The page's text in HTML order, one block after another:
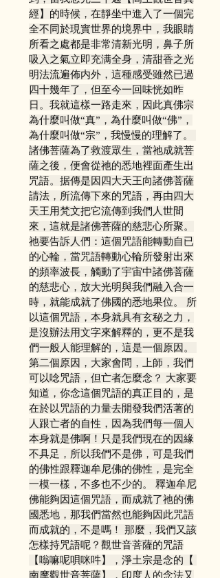
經】的時候，在靜坐中進入了一個完
全不同於現實世界的境界中，我眼睛
所看之處都是非常清新光明，鼻子所
吸入之氣立即充满全身，清甜香之光
明法流遍佈内外，這種感受雖然已過
四十幾年了，但至今一回味恍如昨
日。我就這樣一路走來，因此真佛宗
為什麼叫做“真”，為什麼叫做“佛”，
為什麼叫做“宗”，我慢慢的理解了。
諸佛菩薩為了救渡眾生，當祂成就菩
薩之後，便會從祂的悉地裡面產生出
咒語。据傳是因四大天王向諸佛菩薩
請法，所流傳下來的咒語，再由四大
天王用梵文把它流傳到我們人世間
來，這就是諸佛菩薩的慈悲心所聚。
祂要告訴人們：這個咒語能轉動自已
的心輪，當咒語轉動心輪所發射出來
的頻率波長，觸動了宇宙中諸佛菩薩
的慈悲心，放大光明與我們融入合一
時，就能成就了佛國的悉地果位。 所
以這個咒語，本身就具有玄秘之力，
是沒辦法用文字來解釋的，更不是我
們一般人能理解的，這是一個原因。
第二個原因，大家會問，上師，我們
可以唸咒語，但亡者怎麼念？ 大家要
知道，你念這個咒語的真正目的，是
在於以咒語的力量去開發我們活著的
人跟亡者的自性，因為我們每一個人
本身就是佛啊！只是我們現在的因緣
不具足，所以我們不是佛，可是我們
的佛性跟釋迦牟尼佛的佛性，是完全
一模一樣，不多也不少的。 釋迦牟尼
佛能夠因這個咒語，而成就了祂的佛
國悉地，那我們當然也能夠因此咒語
而成就的，不是嗎！ 那麼，我們又該
怎樣持咒語呢？觀世音菩薩的咒語
【嗡嘛呢唄咪吽】，淨土宗是念的【
南摩觀世音菩薩】，印度人的念法又